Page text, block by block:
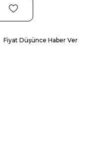
Fiyat Düşünce Haber Ver